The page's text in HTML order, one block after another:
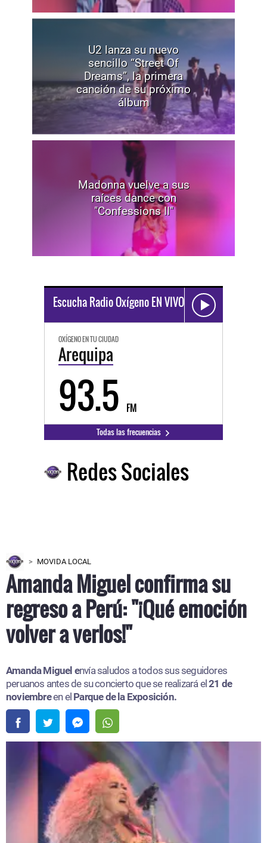
U2 lanza su nuevo
sencillo “Street Of
Dreams”, la primera
canción de su próximo
álbum
Madonna vuelve a sus
raíces dance con
"Confessions II"
Escucha Radio Oxígeno EN VIVO
OXÍGENO EN TU CIUDAD
Arequipa
93.5 FM
Todas las frecuencias
Redes Sociales
MOVIDA LOCAL
Amanda Miguel confirma su
regreso a Perú: "¡Qué emoción
volver a verlos!"
Amanda Miguel envía saludos a todos sus seguidores
peruanos antes de su concierto que se realizará el21 de
noviembreen el Parque de la Exposición.